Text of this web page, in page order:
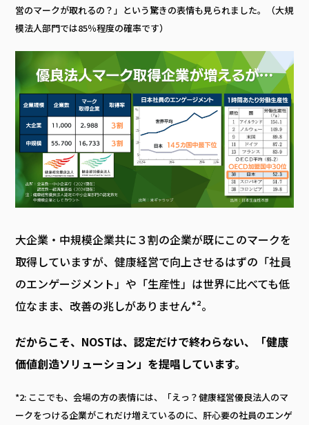
営のマークが取れるの？」という驚きの表情も見られました。（大規
模法人部門では85％程度の確率です）
大企業・中規模企業共に３割の企業が既にこのマークを
取得していますが、健康経営で向上させるはずの「社員
のエンゲージメント」や「生産性」は世界に比べても低
位なまま、改善の兆しがありません*²。
だからこそ、NOSTは、認定だけで終わらない、「健康
価値創造ソリューション」を提唱しています。
*2: ここでも、会場の方の表情には、「えっ？健康経営優良法人のマ
ークをつける企業がこれだけ増えているのに、肝心要の社員のエンゲ